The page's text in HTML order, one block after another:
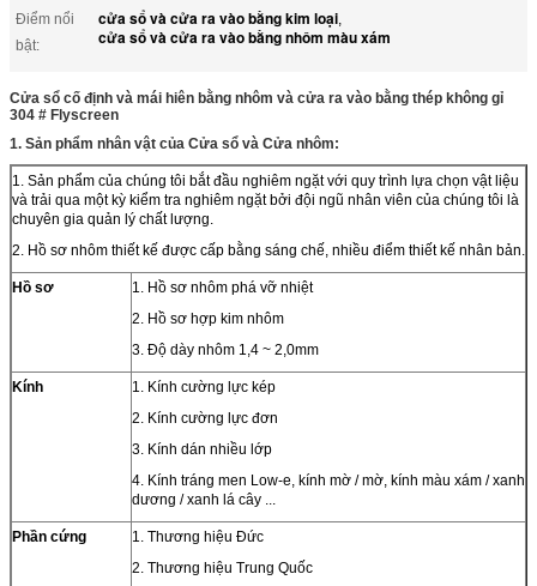
Điểm nổi
bật:
cửa sổ và cửa ra vào bằng kim loại,
cửa sổ và cửa ra vào bằng nhôm màu xám
Cửa sổ cố định và mái hiên bằng nhôm và cửa ra vào bằng thép không gỉ
304 # Flyscreen
1. Sản phẩm nhân vật của Cửa sổ và Cửa nhôm:
1. Sản phẩm của chúng tôi bắt đầu nghiêm ngặt với quy trình lựa chọn vật liệu
và trải qua một kỳ kiểm tra nghiêm ngặt bởi đội ngũ nhân viên của chúng tôi là
chuyên gia quản lý chất lượng.
2. Hồ sơ nhôm thiết kế được cấp bằng sáng chế, nhiều điểm thiết kế nhân bản.
Hồ sơ
1. Hồ sơ nhôm phá vỡ nhiệt
2. Hồ sơ hợp kim nhôm
3. Độ dày nhôm 1,4 ~ 2,0mm
Kính
1. Kính cường lực kép
2. Kính cường lực đơn
3. Kính dán nhiều lớp
4. Kính tráng men Low-e, kính mờ / mờ, kính màu xám / xanh
dương / xanh lá cây ...
Phần cứng
1. Thương hiệu Đức
2. Thương hiệu Trung Quốc